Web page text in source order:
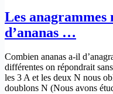
Les anagrammes
d’ananas …
Combien ananas a-il
différentes on répondrait
les 3 A et les deux N nous
doublons N (Nous avons